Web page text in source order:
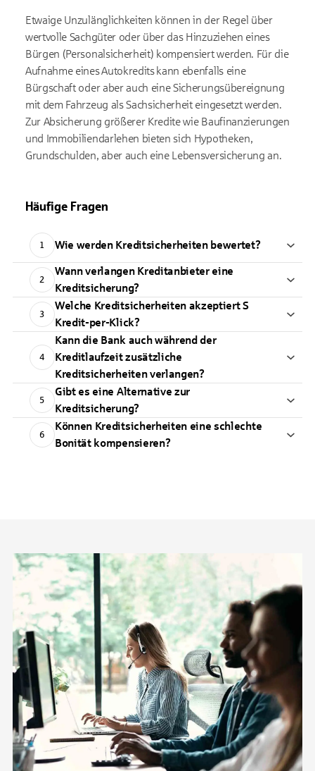
Etwaige Unzulänglichkeiten können in der Regel über
wertvolle Sachgüter oder über das Hinzuziehen eines
Bürgen (Personalsicherheit) kompensiert werden. Für die
Aufnahme eines Autokredits kann ebenfalls eine
Bürgschaft oder aber auch eine Sicherungsübereignung
mit dem Fahrzeug als Sachsicherheit eingesetzt werden.
Zur Absicherung größerer Kredite wie Baufinanzierungen
und Immobiliendarlehen bieten sich Hypotheken,
Grundschulden, aber auch eine Lebensversicherung an.
Häufige Fragen
1 Wie werden Kreditsicherheiten bewertet?
2
Wann verlangen Kreditanbieter eine
Kreditsicherung?
3
Welche Kreditsicherheiten akzeptiert S
Kredit-per-Klick?
4
Kann die Bank auch während der
Kreditlaufzeit zusätzliche
Kreditsicherheiten verlangen?
5
Gibt es eine Alternative zur
Kreditsicherung?
6
Können Kreditsicherheiten eine schlechte
Bonität kompensieren?